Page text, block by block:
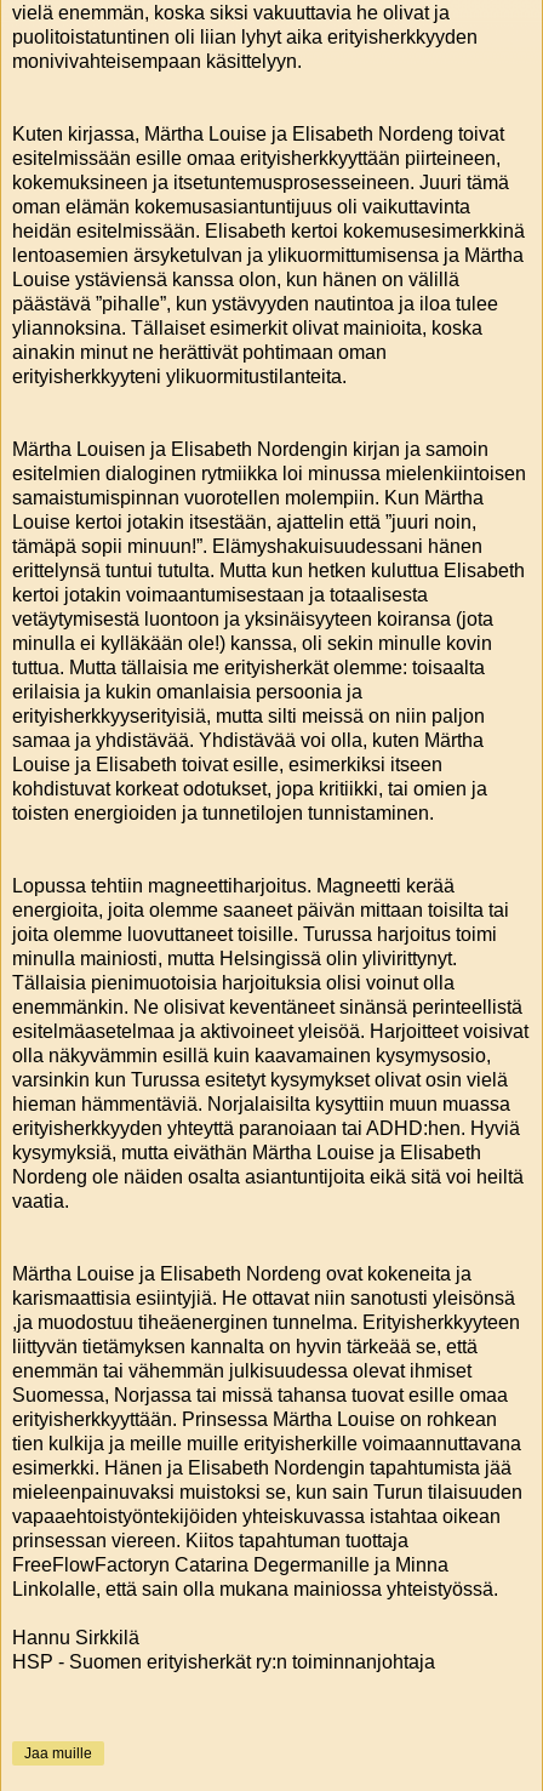
vielä enemmän, koska siksi vakuuttavia he olivat ja
puolitoistatuntinen oli liian lyhyt aika erityisherkkyyden
monivivahteisempaan käsittelyyn.
Kuten kirjassa, Märtha Louise ja Elisabeth Nordeng toivat
esitelmissään esille omaa erityisherkkyyttään piirteineen,
kokemuksineen ja itsetuntemusprosesseineen. Juuri tämä
oman elämän kokemusasiantuntijuus oli vaikuttavinta
heidän esitelmissään. Elisabeth kertoi kokemusesimerkkinä
lentoasemien ärsyketulvan ja ylikuormittumisensa ja Märtha
Louise ystäviensä kanssa olon, kun hänen on välillä
päästävä ”pihalle”, kun ystävyyden nautintoa ja iloa tulee
yliannoksina. Tällaiset esimerkit olivat mainioita, koska
ainakin minut ne herättivät pohtimaan oman
erityisherkkyyteni ylikuormitustilanteita.
Märtha Louisen ja Elisabeth Nordengin kirjan ja samoin
esitelmien dialoginen rytmiikka loi minussa mielenkiintoisen
samaistumispinnan vuorotellen molempiin. Kun Märtha
Louise kertoi jotakin itsestään, ajattelin että ”juuri noin,
tämäpä sopii minuun!”. Elämyshakuisuudessani hänen
erittelynsä tuntui tutulta. Mutta kun hetken kuluttua Elisabeth
kertoi jotakin voimaantumisestaan ja totaalisesta
vetäytymisestä luontoon ja yksinäisyyteen koiransa (jota
minulla ei kylläkään ole!) kanssa, oli sekin minulle kovin
tuttua. Mutta tällaisia me erityisherkät olemme: toisaalta
erilaisia ja kukin omanlaisia persoonia ja
erityisherkkyyserityisiä, mutta silti meissä on niin paljon
samaa ja yhdistävää. Yhdistävää voi olla, kuten Märtha
Louise ja Elisabeth toivat esille, esimerkiksi itseen
kohdistuvat korkeat odotukset, jopa kritiikki, tai omien ja
toisten energioiden ja tunnetilojen tunnistaminen.
Lopussa tehtiin magneettiharjoitus. Magneetti kerää
energioita, joita olemme saaneet päivän mittaan toisilta tai
joita olemme luovuttaneet toisille. Turussa harjoitus toimi
minulla mainiosti, mutta Helsingissä olin ylivirittynyt.
Tällaisia pienimuotoisia harjoituksia olisi voinut olla
enemmänkin. Ne olisivat keventäneet sinänsä perinteellistä
esitelmäasetelmaa ja aktivoineet yleisöä. Harjoitteet voisivat
olla näkyvämmin esillä kuin kaavamainen kysymysosio,
varsinkin kun Turussa esitetyt kysymykset olivat osin vielä
hieman hämmentäviä. Norjalaisilta kysyttiin muun muassa
erityisherkkyyden yhteyttä paranoiaan tai ADHD:hen. Hyviä
kysymyksiä, mutta eiväthän Märtha Louise ja Elisabeth
Nordeng ole näiden osalta asiantuntijoita eikä sitä voi heiltä
vaatia.
Märtha Louise ja Elisabeth Nordeng ovat kokeneita ja
karismaattisia esiintyjiä. He ottavat niin sanotusti yleisönsä
,ja muodostuu tiheäenerginen tunnelma. Erityisherkkyyteen
liittyvän tietämyksen kannalta on hyvin tärkeää se, että
enemmän tai vähemmän julkisuudessa olevat ihmiset
Suomessa, Norjassa tai missä tahansa tuovat esille omaa
erityisherkkyyttään. Prinsessa Märtha Louise on rohkean
tien kulkija ja meille muille erityisherkille voimaannuttavana
esimerkki. Hänen ja Elisabeth Nordengin tapahtumista jää
mieleenpainuvaksi muistoksi se, kun sain Turun tilaisuuden
vapaaehtoistyöntekijöiden yhteiskuvassa istahtaa oikean
prinsessan viereen. Kiitos tapahtuman tuottaja
FreeFlowFactoryn Catarina Degermanille ja Minna
Linkolalle, että sain olla mukana mainiossa yhteistyössä.
Hannu Sirkkilä
HSP - Suomen erityisherkät ry:n toiminnanjohtaja
Jaa muille